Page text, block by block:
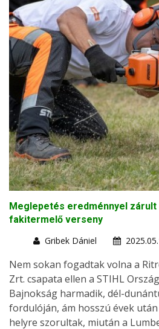
Meglepetés eredménnyel
fakitermelő verseny
Gribek Dániel
Nem sokan fogadtak volna a
Zrt. csapata ellen a STIHL
Bajnokság harmadik, dél-
fordulóján, ám hosszú évek
helyre szorultak, miután a